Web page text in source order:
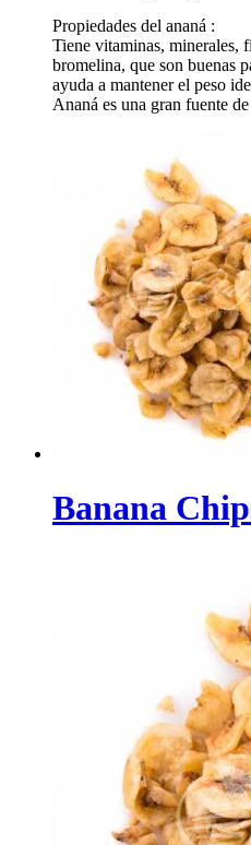
Propiedades del ananá :
Tiene vitaminas, minerales,
bromelina, que son buenas
ayuda a mantener el peso
Ananá es una gran fuente
Banana